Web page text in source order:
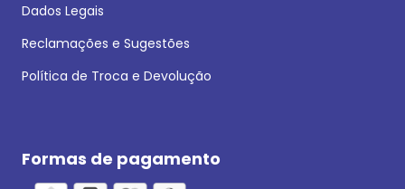
Dados Legais
Reclamações e Sugestões
Política de Troca e Devolução
Formas de pagamento